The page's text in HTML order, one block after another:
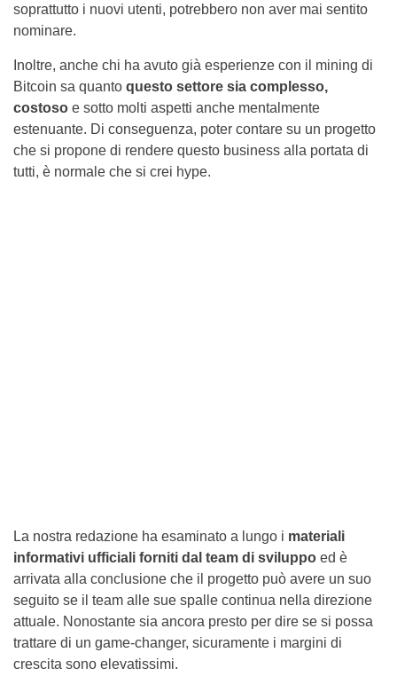
soprattutto i nuovi utenti, potrebbero non aver mai sentito
nominare.
Inoltre, anche chi ha avuto già esperienze con il mining di
Bitcoin sa quanto questo settore sia complesso,
costoso e sotto molti aspetti anche mentalmente
estenuante. Di conseguenza, poter contare su un progetto
che si propone di rendere questo business alla portata di
tutti, è normale che si crei hype.
La nostra redazione ha esaminato a lungo i materiali
informativi ufficiali forniti dal team di sviluppo ed è
arrivata alla conclusione che il progetto può avere un suo
seguito se il team alle sue spalle continua nella direzione
attuale. Nonostante sia ancora presto per dire se si possa
trattare di un game-changer, sicuramente i margini di
crescita sono elevatissimi.